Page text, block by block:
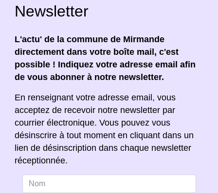
Newsletter
L'actu' de la commune de Mirmande
directement dans votre boîte mail, c'est
possible ! Indiquez votre adresse email afin
de vous abonner à notre newsletter.
En renseignant votre adresse email, vous
acceptez de recevoir notre newsletter par
courrier électronique. Vous pouvez vous
désinscrire à tout moment en cliquant dans un
lien de désinscription dans chaque newsletter
réceptionnée.